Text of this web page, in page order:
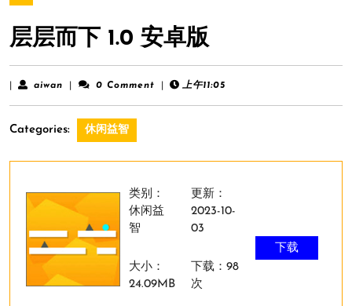
层层而下 1.0 安卓版
aiwan aiwan 0 Comment 上午11:05
Categories: 休闲益智
类别：
休闲益
智
大小：
24.09MB
更新：
2023-10-
03
下载：98
次
下载